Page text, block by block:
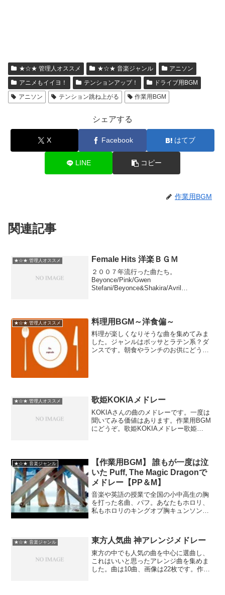
★☆★ 管理人オススメ ★☆★ 音楽ジャンル
アニソン
アニメもイイヨ！
テンションアップ！
ドライブ用BGM
アニソン
テンション跳ね上がる 作業用BGM
シェアする
X Facebook はてブ
LINE コピー
作業用BGM
関連記事
★☆★ 管理人オススメ Female Hits 洋楽ＢＧＭ
２００７年流行った曲たち。
Beyonce/Pink/Gwen
Stefani/Beyonce&Shakira/Avril
★☆★ 管理人オススメ 料理用BGM～洋食偏～
料理が楽しくなりそうな曲を集めてみま
した。ジャンルはボッサとラテン系？ダ
ンスです。朝食やランチのお供にどう
★☆★ 管理人オススメ 歌姫KOKIAメドレー
KOKIAさんの曲のメドレーです。一度は
聞いてみる価値はあります。作業用BGM
にどうぞ。歌姫KOKIAメドレー歌姫
★☆★ 音楽ジャンル
【作業用BGM】 誰もが一度は泣
いた Puff, The Magic Dragonで
メドレー【PP＆M】
音楽や英語の授業で全国の小中高生の胸
を打った名曲、パフ。あなたもホロリ、
私もホロリのキングオブ胸キュンソング
ぐ。 【内容物】1.Peter,
Paul & Ma...
★☆★ 音楽ジャンル 東方人気曲 神アレンジメドレー
東方の中でも人気の曲を中心に選曲し、
これはいいと思ったアレンジ曲を集めま
した。曲は10曲、画像は22枚です。作業